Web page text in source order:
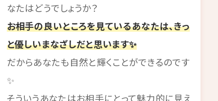
なたはどうでしょうか？
お相手の良いところを見ているあなたは、きっ
と優しいまなざしだと思います✨
だからあなたも自然と輝くことができるのです
✨
そういうあなたはお相手にとって魅力的に見え